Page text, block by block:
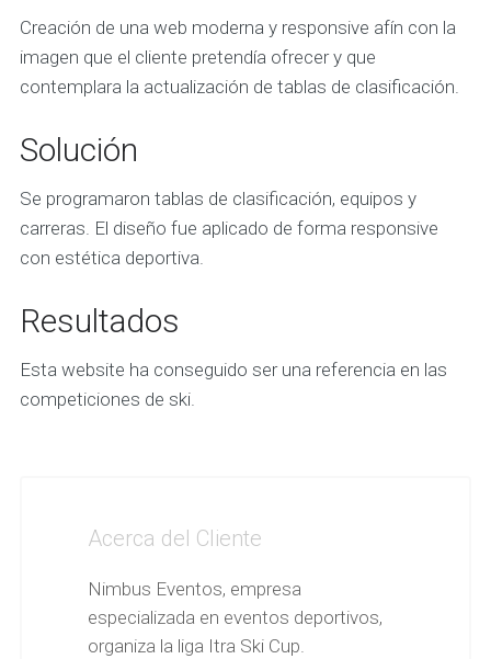
Creación de una web moderna y responsive afín con la
imagen que el cliente pretendía ofrecer y que
contemplara la actualización de tablas de clasificación.
Solución
Se programaron tablas de clasificación, equipos y
carreras. El diseño fue aplicado de forma responsive
con estética deportiva.
Resultados
Esta website ha conseguido ser una referencia en las
competiciones de ski.
Acerca del Cliente
Nimbus Eventos, empresa
especializada en eventos deportivos,
organiza la liga Itra Ski Cup.